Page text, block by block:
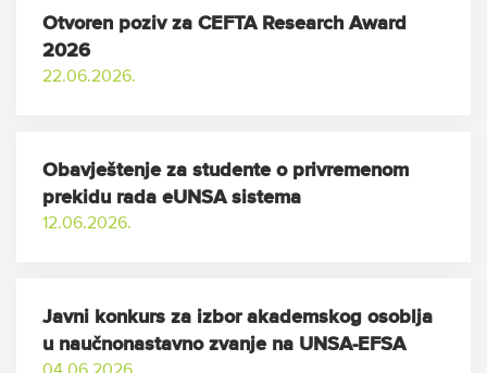
Otvoren poziv za CEFTA Research Award
2026
22.06.2026.
Obavještenje za studente o privremenom
prekidu rada eUNSA sistema
12.06.2026.
Javni konkurs za izbor akademskog osoblja
u naučnonastavno zvanje na UNSA-EFSA